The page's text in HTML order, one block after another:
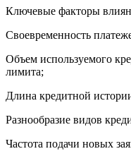
Ключевые факторы
Своевременность
Объем используемого
лимита;
Длина кредитной
Разнообразие видов
Частота подачи новых